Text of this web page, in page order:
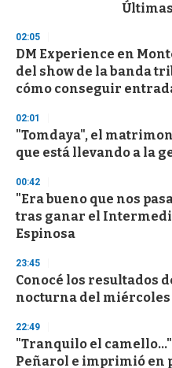
d
s
o
f
3
s
e
o
d
s
02:05
DM Experience en
del show de la banda
cómo conseguir
02:01
"Tomdaya", el
que está llevando a la
00:42
"Era bueno que nos
tras ganar el
Espinosa
23:45
Conocé los resultados
nocturna del miércoles
22:49
"Tranquilo el
Peñarol e imprimió en